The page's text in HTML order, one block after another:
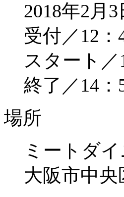
2018年2月3
受付／12：
スタート／
終了／14：
場所
ミートダ
大阪市中央